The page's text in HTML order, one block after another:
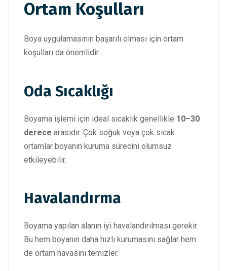
Ortam Koşulları
Boya uygulamasının başarılı olması için ortam
koşulları da önemlidir.
Oda Sıcaklığı
Boyama işlemi için ideal sıcaklık genellikle 10–30
derece arasıdır. Çok soğuk veya çok sıcak
ortamlar boyanın kuruma sürecini olumsuz
etkileyebilir.
Havalandırma
Boyama yapılan alanın iyi havalandırılması gerekir.
Bu hem boyanın daha hızlı kurumasını sağlar hem
de ortam havasını temizler.